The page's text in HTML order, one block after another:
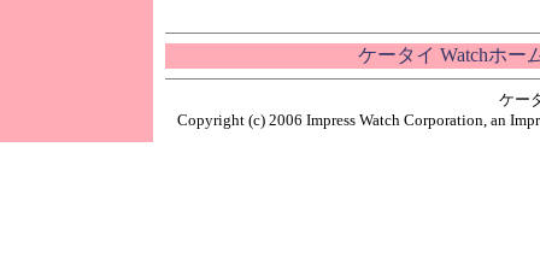
ケータイ Watchホー
ケー
Copyright (c) 2006 Impress Watch Corporation, an